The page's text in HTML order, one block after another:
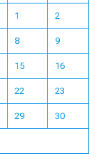
1 2
8 9
15 16
22 23
29 30